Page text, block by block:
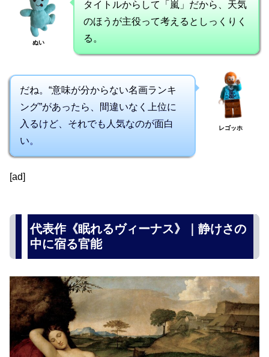
ぬい
タイトルからして「嵐」だから、天気
のほうが主役って考えるとしっくりく
る。
だね。“意味が分からない名画ランキ
ング”があったら、間違いなく上位に
入るけど、それでも人気なのが面白
い。
レゴッホ
[ad]
代表作《眠れるヴィーナス》｜静けさの
中に宿る官能